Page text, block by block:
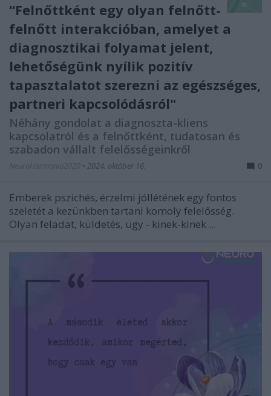
“Felnőttként egy olyan felnőtt-
felnőtt interakcióban, amelyet a
diagnosztikai folyamat jelent,
lehetőségünk nyílik pozitív
tapasztalatot szerezni az egészséges,
partneri kapcsolódásról"
Néhány gondolat a diagnoszta-kliens
kapcsolatról és a felnőttként, tudatosan és
szabadon vállalt felelősségeinkről
NeuroHarmonia2020 • 2024. október 16. 0
Emberek pszichés, érzelmi jóllétének egy fontos
szeletét a kezünkben tartani komoly felelősség.
Olyan feladat, küldetés, ügy - kinek-kinek ...